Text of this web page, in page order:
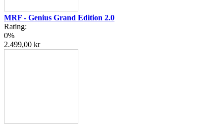
MRF - Genius Grand Edition 2.0
Rating:
0%
2.499,00 kr